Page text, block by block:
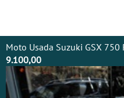
Moto Usada Suzuki GSX
9.100,00